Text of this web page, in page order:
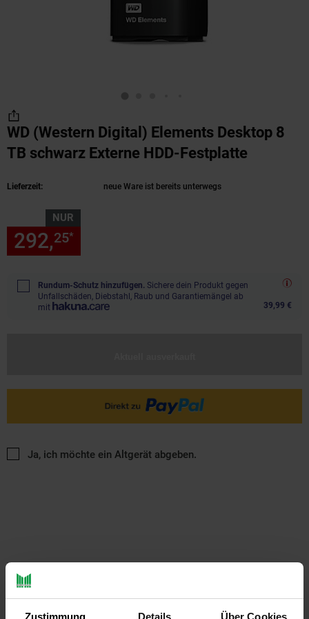
Zustimmung Details Über Cookies
WD (Western Digital) Elements Desktop 8
TB schwarz Externe HDD-Festplatte
Lieferzeit: neue Ware ist bereits unterwegs
NUR
292,25*
Rundum-Schutz hinzufügen. Sichere dein Produkt gegen
Unfallschäden, Diebstahl, Raub und Garantiemängel ab
mit
39,99 €
Ja, ich möchte ein Altgerät abgeben.
PAYBACK